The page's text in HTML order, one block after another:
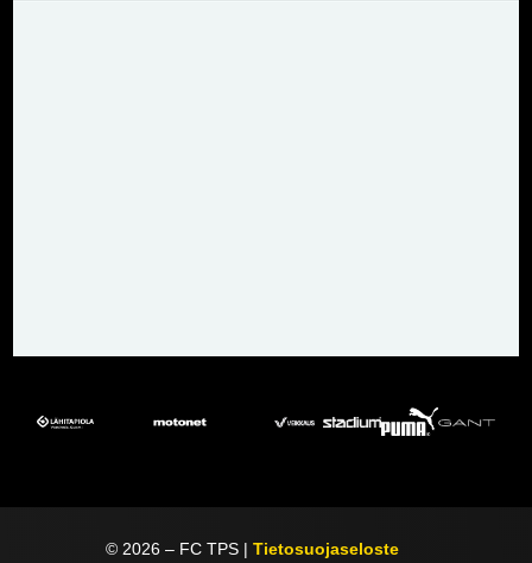
© 2026 – FC TPS |Tietosuojaseloste